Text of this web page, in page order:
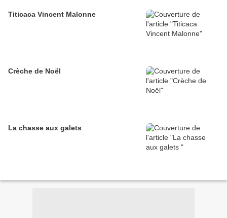
Titicaca Vincent Malonne
Crèche de Noël
La chasse aux galets